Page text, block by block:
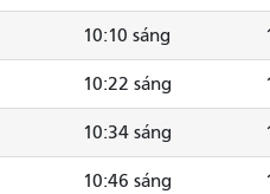
10:10 sáng
10:22 sáng
10:34 sáng
10:46 sáng